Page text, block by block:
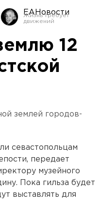
ЕАНовости
12
землей городов-
севастопольцам
передает
музейного
Пока гильза будет
выставлять для